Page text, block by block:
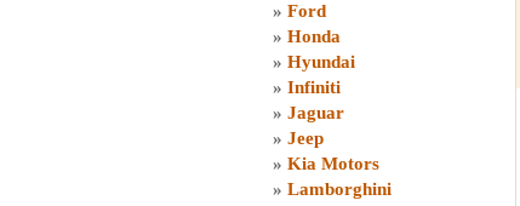
» Ford
» Honda
» Hyundai
» Infiniti
» Jaguar
» Jeep
» Kia Motors
» Lamborghini